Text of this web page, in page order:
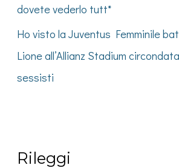
dovete vederlo tutt*
Ho visto la Juventus Femminile
Lione all’Allianz Stadium
sessisti
Rileggi